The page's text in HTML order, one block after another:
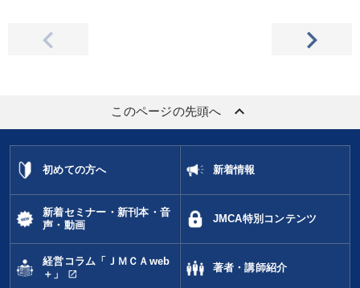
このページの先頭へ keyboard_arrow_up
初めての方へ 新着情報
新着セミナー・新刊本・音
声・動画
JMCA特別コンテンツ
経営コラム「ＪＭＣＡweb
＋」
open_in_new
著者・講師紹介